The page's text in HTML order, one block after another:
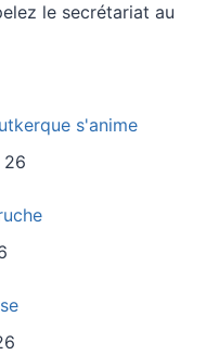
le secrétariat au
s'anime
26